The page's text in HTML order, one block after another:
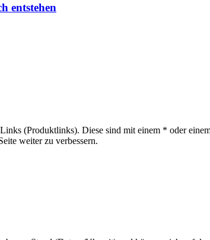
entstehen
(Produktlinks). Diese sind mit einem * oder
weiter zu verbessern.